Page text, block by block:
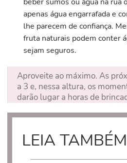
beber sumos ou água na rua
apenas água engarrafada e
lhe parecem de confiança.
fruta naturais podem conter
sejam seguros.
Aproveite ao máximo. As
a 3 e, nessa altura, os
darão lugar a horas de
LEIA TAMBÉM